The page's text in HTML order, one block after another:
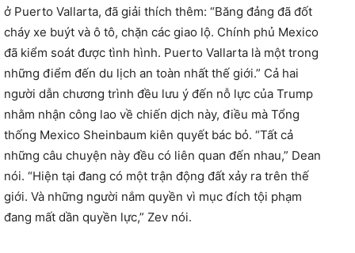
ở Puerto Vallarta, đã giải thích thêm: “Băng đảng đã đốt
cháy xe buýt và ô tô, chặn các giao lộ. Chính phủ Mexico
đã kiểm soát được tình hình. Puerto Vallarta là một trong
những điểm đến du lịch an toàn nhất thế giới.” Cả hai
người dẫn chương trình đều lưu ý đến nỗ lực của Trump
nhằm nhận công lao về chiến dịch này, điều mà Tổng
thống Mexico Sheinbaum kiên quyết bác bỏ. “Tất cả
những câu chuyện này đều có liên quan đến nhau,” Dean
nói. “Hiện tại đang có một trận động đất xảy ra trên thế
giới. Và những người nắm quyền vì mục đích tội phạm
đang mất dần quyền lực,” Zev nói.